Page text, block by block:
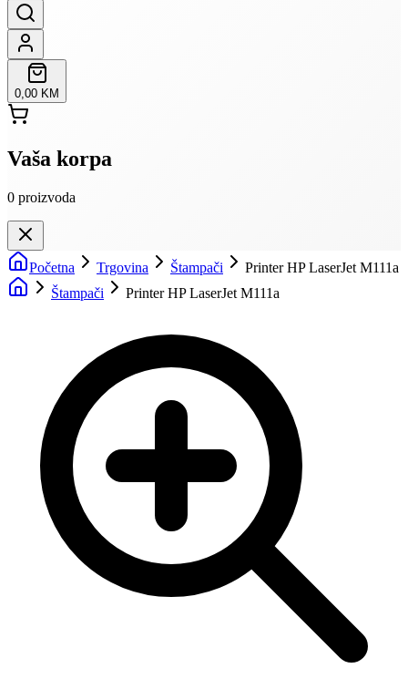
0,00 KM
Vaša korpa
0 proizvoda
Početna Trgovina Štampači
Printer HP LaserJet M111a
Štampači
Printer HP LaserJet M111a